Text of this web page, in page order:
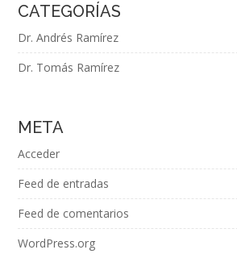
CATEGORÍAS
Dr. Andrés Ramírez
Dr. Tomás Ramírez
META
Acceder
Feed de entradas
Feed de comentarios
WordPress.org